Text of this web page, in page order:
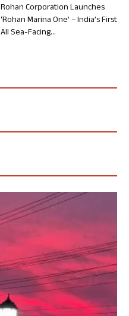
Rohan Corporation Launches
‘Rohan Marina One’ – India’s First
All Sea-Facing...